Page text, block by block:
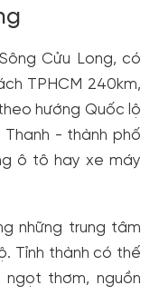
Cửu Long, có
TPHCM 240km,
hướng Quốc lộ
Thanh - thành phố
ô tô hay xe máy
những trung tâm
Tỉnh thành có thế
thơm, nguồn